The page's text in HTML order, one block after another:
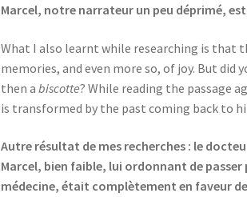
Marcel, notre narrateur un peu déprimé,
What I also learnt while researching is that
memories, and even more so, of joy. But
then abiscotte? While reading the passage
is transformed by the past coming back to
Autre résultat de mes recherches : le
Marcel, bien faible, lui ordonnant de passer
médecine, était complètement en faveur